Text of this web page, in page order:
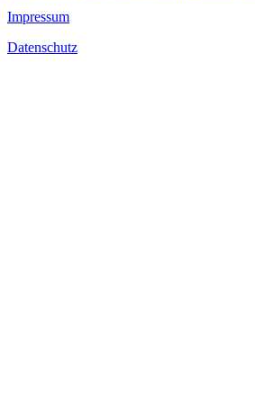
Impressum
Datenschutz